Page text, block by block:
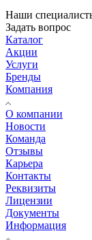
Наши
Задать вопрос
Каталог
Акции
Услуги
Бренды
Компания
О компании
Новости
Команда
Отзывы
Карьера
Контакты
Реквизиты
Лицензии
Документы
Информация